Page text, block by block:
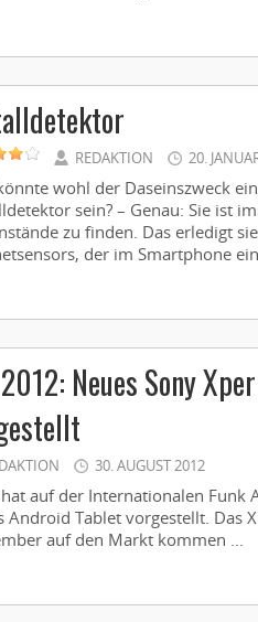
REDAKTION 20.
wohl der Daseinszweck
sein? – Genau: Sie ist
zu finden. Das erledigt
der im Smartphone
Neues Sony
30. AUGUST 2012
auf der Internationalen Funk
Android Tablet vorgestellt. Das
auf den Markt kommen ...